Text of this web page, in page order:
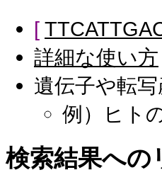
[
詳細な使い方
遺伝子や転
例）ヒト
検索結果への